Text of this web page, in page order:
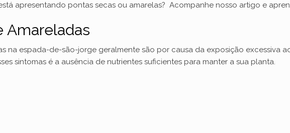
apresentando pontas secas ou amarelas? Acompanhe nosso artigo e
Amareladas
na espada-de-são-jorge geralmente são por causa da exposição excessiva
sintomas é a ausência de nutrientes suficientes para manter a sua planta.